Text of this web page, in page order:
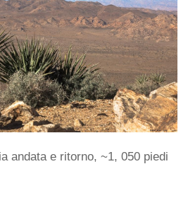
andata e ritorno, ~1, 050 piedi